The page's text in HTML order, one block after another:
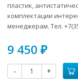
пластик,
комплектации
менеджерам. Тел.
9 450 ₽
- +